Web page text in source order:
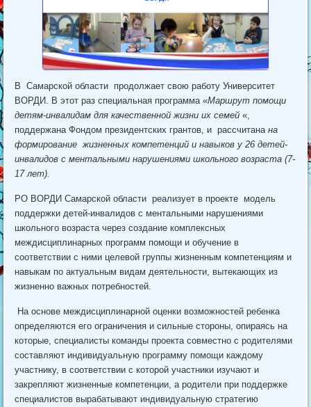
В Самарской области продолжает свою работу Университет
ВОРДИ. В этот раз специальная программа «Маршрут помощи
детям-инвалидам для качественной жизни их семей «,
поддержана Фондом президентских грантов, и рассчитанана
формирование жизненных компетенций и навыков у 26 детей-
инвалидов с ментальными нарушениями школьного возраста (7-
17 лет).
РО ВОРДИ Самарской области реализует в проекте модель
поддержки детей-инвалидов с ментальными нарушениями
школьного возраста через создание комплексных
междисциплинарных программ помощи и обучение в
соответствии с ними целевой группы жизненным компетенциям и
навыкам по актуальным видам деятельности, вытекающих из
жизненно важных потребностей.
На основе междисциплинарной оценки возможностей ребенка
определяются его ограничения и сильные стороны, опираясь на
которые, специалисты команды проекта совместно с родителями
составляют индивидуальную программу помощи каждому
участнику, в соответствии с которой участники изучают и
закрепляют жизненные компетенции, а родители при поддержке
специалистов вырабатывают индивидуальную стратегию